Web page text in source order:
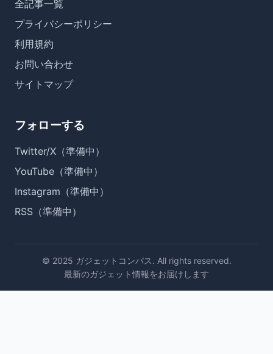
全記事一覧
プライバシーポリシー
利用規約
お問い合わせ
サイトマップ
フォローする
Twitter/X（準備中）
YouTube（準備中）
Instagram（準備中）
RSS（準備中）
© 2025 ガジェットコンパス. All rights reserved.
最新のガジェット情報をお届けします